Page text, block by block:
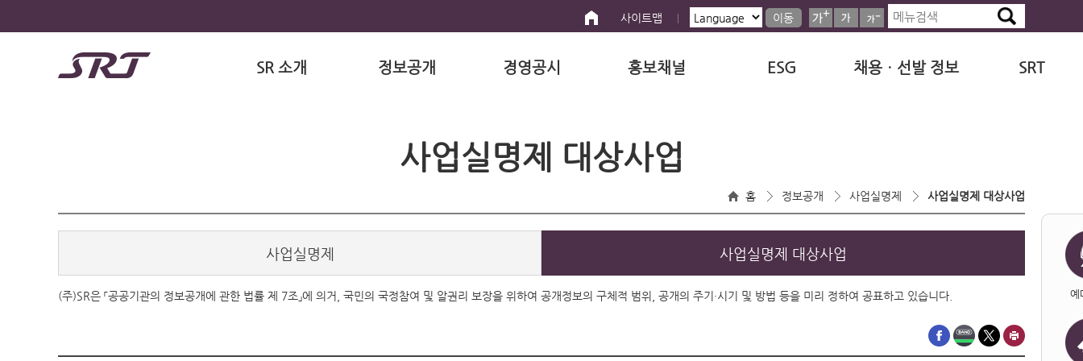
사이트맵 이동
SR 소개 정보공개 경영공시 홍보채널 ESG 채용ㆍ선발 정보 SRT
사업실명제 대상사업
홈 정보공개 사업실명제 사업실명제 대상사업
사업실명제 사업실명제 대상사업
(주)SR은 「공공기관의 정보공개에 관한 법률 제 7조」에 의거, 국민의 국정참여 및 알권리 보장을 위하여 공개정보의 구체적 범위, 공개의 주기·시기 및 방법 등을 미리 정하여 공표하고 있습니다. 예